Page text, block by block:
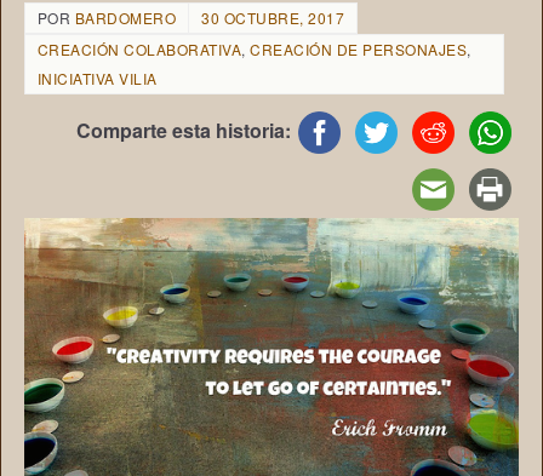
POR BARDOMERO
30 OCTUBRE, 2017
CREACIÓN COLABORATIVA,CREACIÓN DE PERSONAJES,
INICIATIVA VILIA
Comparte esta historia: